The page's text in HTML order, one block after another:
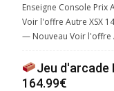
Enseigne Console Prix
Voir l'offre Autre XSX
— Nouveau Voir l'offre
Jeu d'arcade
164.99€